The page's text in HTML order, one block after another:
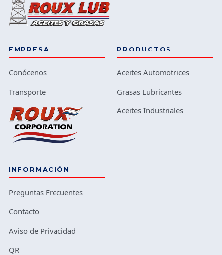
EMPRESA
Conócenos
Transporte
PRODUCTOS
Aceites Automotrices
Grasas Lubricantes
Aceites Industriales
INFORMACIÓN
Preguntas Frecuentes
Contacto
Aviso de Privacidad
QR